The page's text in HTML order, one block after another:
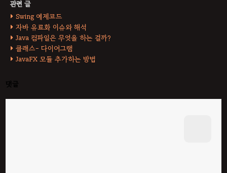
Swing 예제코드
자바 유료화 이슈와 해석
Java 컴파일은 무엇을 하는 걸까?
클래스- 다이어그램
JavaFX 모듈 추가하는 방법
댓글